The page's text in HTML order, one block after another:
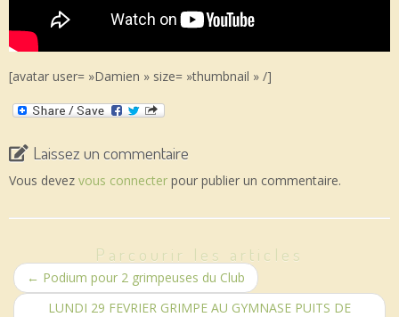
[avatar user= »Damien » size= »thumbnail » /]
Laissez un commentaire
Vous devez vous connecter pour publier un commentaire.
Parcourir les articles
← Podium pour 2 grimpeuses du Club
LUNDI 29 FEVRIER GRIMPE AU GYMNASE PUITS DE